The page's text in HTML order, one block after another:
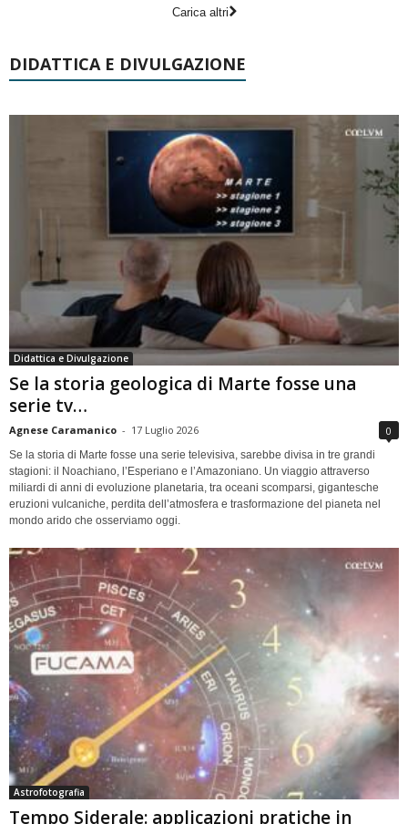
Carica altri
DIDATTICA E DIVULGAZIONE
Didattica e Divulgazione
Se la storia geologica di Marte fosse una
serie tv…
Agnese Caramanico - 17 Luglio 2026 0
Se la storia di Marte fosse una serie televisiva, sarebbe divisa in tre grandi
stagioni: il Noachiano, l’Esperiano e l’Amazoniano. Un viaggio attraverso
miliardi di anni di evoluzione planetaria, tra oceani scomparsi, gigantesche
eruzioni vulcaniche, perdita dell’atmosfera e trasformazione del pianeta nel
mondo arido che osserviamo oggi.
Astrofotografia
Tempo Siderale: applicazioni pratiche in